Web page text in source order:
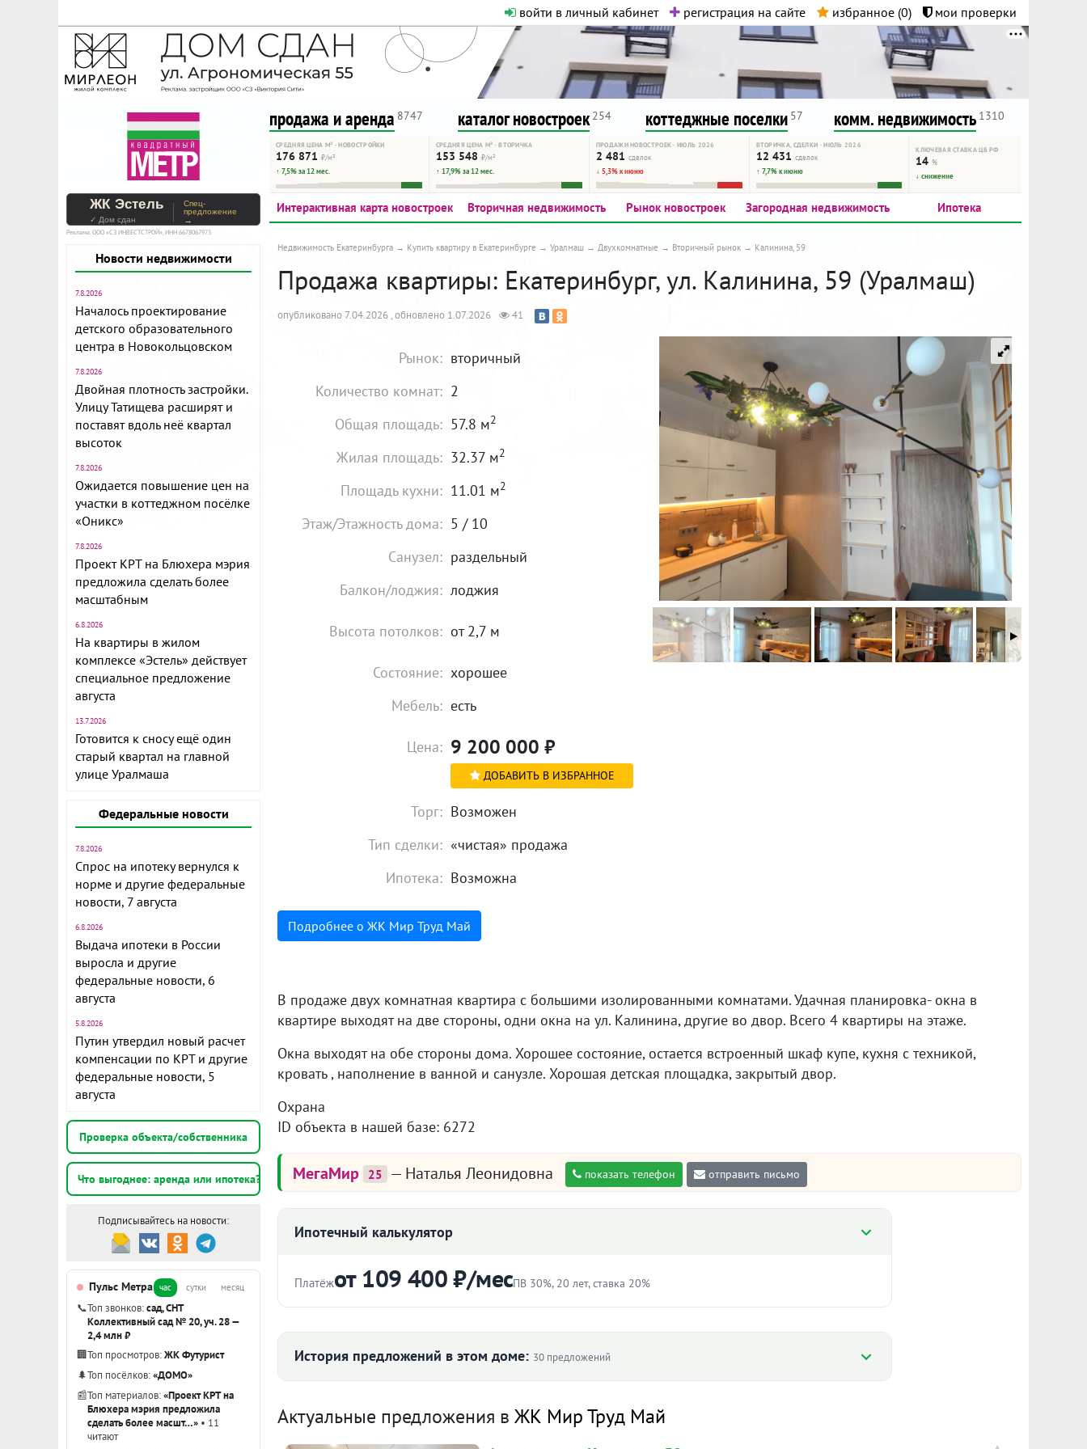
войти в личный кабинет регистрация на сайте избранное (0) мои проверки
На Метре реклама - только нормальная. Никакого шок-контента.
Помогайте независимому ресурсу, как он помогает вам. Удачи!
продажа и аренда 8747 каталог новостроек 254 коттеджные поселки 57 комм. недвижимость 1310
СРЕДНЯЯ ЦЕНА М² · НОВОСТРОЙКИ
176 871 ₽/м²
↑ 7,5% за 12 мес.
СРЕДНЯЯ ЦЕНА М² · ВТОРИЧКА
153 548 ₽/м²
↑ 17,9% за 12 мес.
ПРОДАЖИ НОВОСТРОЕК · ИЮЛЬ 2026
2 481 сделок
↓ 5,3% к июню
ВТОРИЧКА, СДЕЛКИ · ИЮЛЬ 2026
12 431 сделок
↑ 7,7% к июню
КЛЮЧЕВАЯ СТАВКА ЦБ РФ
14%
↓ снижение
ЖК Эстель
✓ Дом сдан
Спец-
предложение
→
Реклама. ООО «СЗ ИНВЕСТСТРОЙ», ИНН 6678067973
Новости недвижимости
7.8.2026
Началось проектирование
детского образовательного
центра в Новокольцовском
7.8.2026
Двойная плотность застройки.
Улицу Татищева расширят и
поставят вдоль неё квартал
высоток
7.8.2026
Ожидается повышение цен на
участки в коттеджном посёлке
«Оникс»
7.8.2026
Проект КРТ на Блюхера мэрия
предложила сделать более
масштабным
6.8.2026
На квартиры в жилом
комплексе «Эстель» действует
специальное предложение
августа
13.7.2026
Готовится к сносу ещё один
старый квартал на главной
улице Уралмаша
Федеральные новости
7.8.2026
Спрос на ипотеку вернулся к
норме и другие федеральные
новости, 7 августа
6.8.2026
Выдача ипотеки в России
выросла и другие
федеральные новости, 6
августа
5.8.2026
Путин утвердил новый расчет
компенсации по КРТ и другие
федеральные новости, 5
августа
Проверка объекта/собственника
Что выгоднее: аренда или ипотека?
Подписывайтесь на новости:
Пульс Метра час сутки месяц
📞Топ звонков:сад, СНТ
Коллективный сад № 20, уч. 28 —
2,4 млн ₽
🏢Топ просмотров:ЖК Футурист
🌲Топ посёлков:«ДОМО»
📰Топ материалов:«Проект КРТ на
Блюхера мэрия предложила
сделать более масшт…» • 11
читают
Интерактивная карта новостроек Вторичная недвижимость Рынок новостроек Загородная недвижимость Ипотека
Недвижимость Екатеринбурга Купить квартиру в Екатеринбурге Уралмаш Двухкомнатные Вторичный рынок Калинина, 59
Продажа квартиры: Екатеринбург, ул. Калинина, 59 (Уралмаш)
опубликовано 7.04.2026 , обновлено 1.07.2026 41
Рынок: вторичный
Количество комнат: 2
Общая площадь: 57.8 м2
Жилая площадь: 32.37 м2
Площадь кухни: 11.01 м2
Этаж/Этажность дома: 5 / 10
Санузел: раздельный
Балкон/лоджия: лоджия
Высота потолков: от 2,7 м
Состояние: хорошее
Мебель: есть
Цена: 9 200 000 ₽
ДОБАВИТЬ В ИЗБРАННОЕ
Торг: Возможен
Тип сделки: «чистая» продажа
Ипотека: Возможна
Подробнее о ЖК Мир Труд Май
В продаже двух комнатная квартира с большими изолированными комнатами. Удачная планировка- окна в
квартире выходят на две стороны, одни окна на ул. Калинина, другие во двор. Всего 4 квартиры на этаже.
Окна выходят на обе стороны дома. Хорошее состояние, остается встроенный шкаф купе, кухня с техникой,
кровать , наполнение в ванной и санузле. Хорошая детская площадка, закрытый двор.
Охрана
ID объекта в нашей базе: 6272
МегаМир 25 — Наталья Леонидовна показать телефон отправить письмо
Ипотечный калькулятор
Платёжот 109 400 ₽/месПВ 30%, 20 лет, ставка 20%
%
лет
История предложений в этом доме: 30 предложений
Снято с публикации Срок
Актуальные предложения в ЖК Мир Труд Май